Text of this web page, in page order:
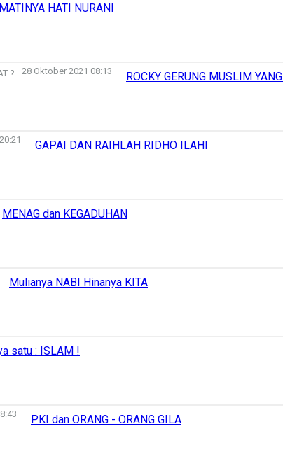
MATINYA HATI NURANI
28 Oktober 2021 08:13 ROCKY GERUNG MUSLIM
GAPAI DAN RAIHLAH RIDHO ILAHI
MENAG dan KEGADUHAN
Mulianya NABI Hinanya KITA
satu : ISLAM !
PKI dan ORANG - ORANG GILA